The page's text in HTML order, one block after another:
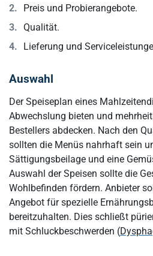
Preis und Probierangebote.
Qualität.
Lieferung und
Auswahl
Der Speiseplan eines
Abwechslung bieten und
Bestellers abdecken. Nach den
sollten die Menüs nahrhaft sein
Sättigungsbeilage und eine
Auswahl der Speisen sollte die
Wohlbefinden fördern. Anbieter
Angebot für spezielle
bereitzuhalten. Dies schließt
mit Schluckbeschwerden (